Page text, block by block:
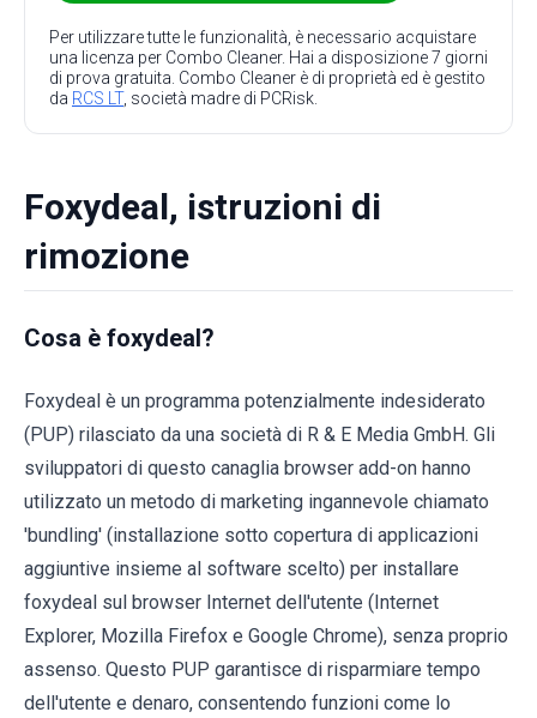
Per utilizzare tutte le funzionalità, è necessario acquistare
una licenza per Combo Cleaner. Hai a disposizione 7 giorni
di prova gratuita. Combo Cleaner è di proprietà ed è gestito
da RCS LT, società madre di PCRisk.
Foxydeal, istruzioni di
rimozione
Cosa è foxydeal?
Foxydeal è un programma potenzialmente indesiderato
(PUP) rilasciato da una società di R & E Media GmbH. Gli
sviluppatori di questo canaglia browser add-on hanno
utilizzato un metodo di marketing ingannevole chiamato
'bundling' (installazione sotto copertura di applicazioni
aggiuntive insieme al software scelto) per installare
foxydeal sul browser Internet dell'utente (Internet
Explorer, Mozilla Firefox e Google Chrome), senza proprio
assenso. Questo PUP garantisce di risparmiare tempo
dell'utente e denaro, consentendo funzioni come lo